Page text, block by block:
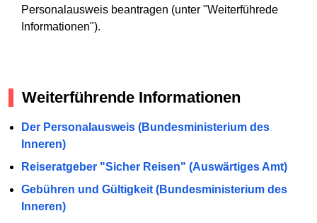
Personalausweis beantragen (unter "Weiterführede
Informationen").
Weiterführende Informationen
Der Personalausweis (Bundesministerium des
Inneren)
Reiseratgeber "Sicher Reisen" (Auswärtiges Amt)
Gebühren und Gültigkeit (Bundesministerium des
Inneren)